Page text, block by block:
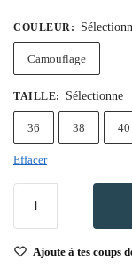
COULEUR :
Camouflage
TAILLE: Sélectionne
36 38 40
Effacer
Ajoute à tes coups